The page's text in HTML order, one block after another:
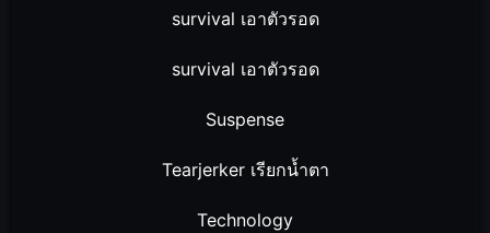
survival เอาตัวรอด
survival เอาตัวรอด
Suspense
Tearjerker เรียกน้ำตา
Technology